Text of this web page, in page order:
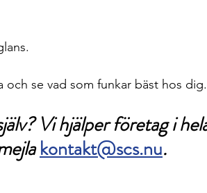
och se vad som funkar bäst hos dig.
Vi hjälper företag i
kontakt@scs.nu.